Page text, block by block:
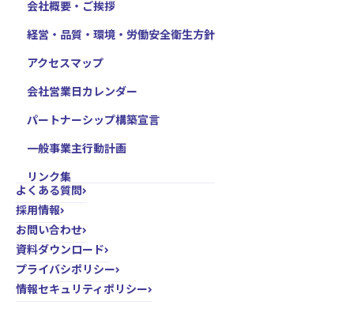
会社概要・ご挨拶
経営・品質・環境・労働安全衛生方針
アクセスマップ
会社営業日カレンダー
パートナーシップ構築宣言
一般事業主行動計画
リンク集
よくある質問
採用情報
お問い合わせ
資料ダウンロード
プライバシポリシー
情報セキュリティポリシー